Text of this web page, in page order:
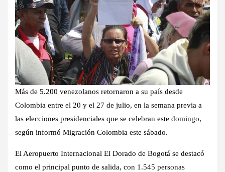
Más de 5.200 venezolanos retornaron a su país desde
Colombia entre el 20 y el 27 de julio, en la semana previa a
las elecciones presidenciales que se celebran este domingo,
según informó Migración Colombia este sábado.
El Aeropuerto Internacional El Dorado de Bogotá se destacó
como el principal punto de salida, con 1.545 personas